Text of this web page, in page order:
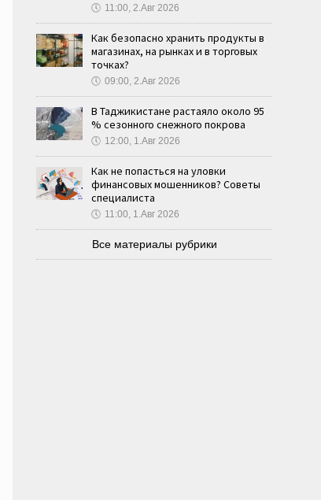
🕔 11:00, 2.Авг 2026
Как безопасно хранить продукты в
магазинах, на рынках и в торговых
точках?
🕔 09:00, 2.Авг 2026
В Таджикистане растаяло около 95
% сезонного снежного покрова
🕔 12:00, 1.Авг 2026
Как не попасться на уловки
финансовых мошенников? Советы
специалиста
🕔 11:00, 1.Авг 2026
Все материалы рубрики